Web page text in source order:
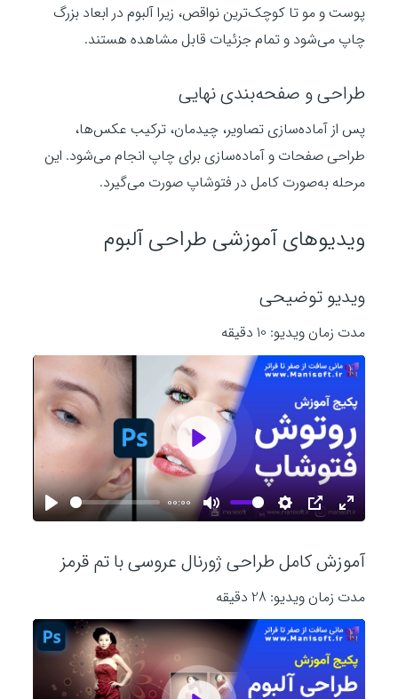
پوست و مو تا کوچک‌ترین نواقص، زیرا آلبوم در ابعاد بزرگ
چاپ می‌شود و تمام جزئیات قابل مشاهده هستند.
طراحی و صفحه‌بندی نهایی
پس از آماده‌سازی تصاویر، چیدمان، ترکیب عکس‌ها،
طراحی صفحات و آماده‌سازی برای چاپ انجام می‌شود. این
مرحله به‌صورت کامل در فتوشاپ صورت می‌گیرد.
ویدیوهای آموزشی طراحی آلبوم
ویدیو توضیحی
مدت زمان ویدیو: 10 دقیقه
P
a
00:00
M
t
e
S
t
t
i
n
s
P
P
E
t
e
r
f
u
l
P
l
a
آموزش کامل طراحی ژورنال عروسی با تم قرمز
مدت زمان ویدیو: 28 دقیقه